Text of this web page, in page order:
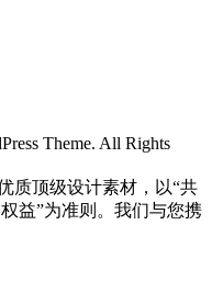
Theme. All Rights
质顶级设计素材，以“共
益”为准则。我们与您携